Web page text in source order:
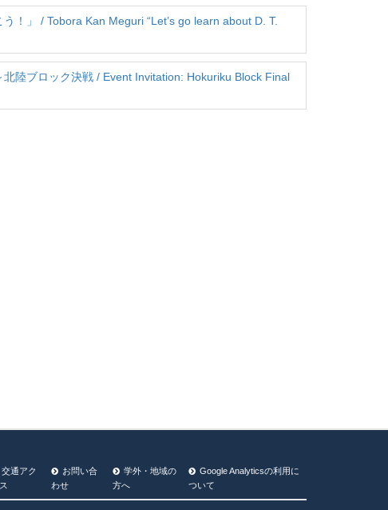
！」 / Tobora Kan Meguri “Let’s go learn about D. T.
陸ブロック決戦 / Event Invitation: Hokuriku Block Final
交通アク
お問い合
わせ
学外・地域の
方へ
Google Analyticsの利⽤に
ついて